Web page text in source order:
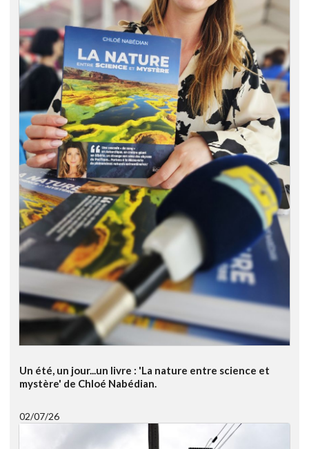
Un été, un jour...un livre : 'La nature entre science et
mystère' de Chloé Nabédian.
02/07/26